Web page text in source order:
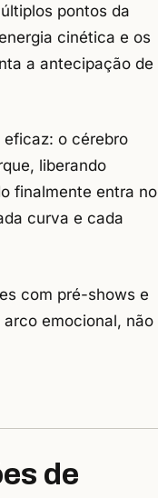
pontos da
cinética e os
a antecipação de
o cérebro
liberando
finalmente entra no
curva e cada
com pré-shows e
emocional, não
de